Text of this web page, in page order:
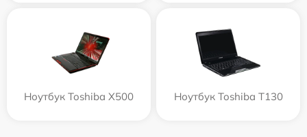
Ноутбук Toshiba X500 Ноутбук Toshiba T130